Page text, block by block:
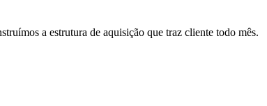
a estrutura de aquisição que traz cliente todo mês.